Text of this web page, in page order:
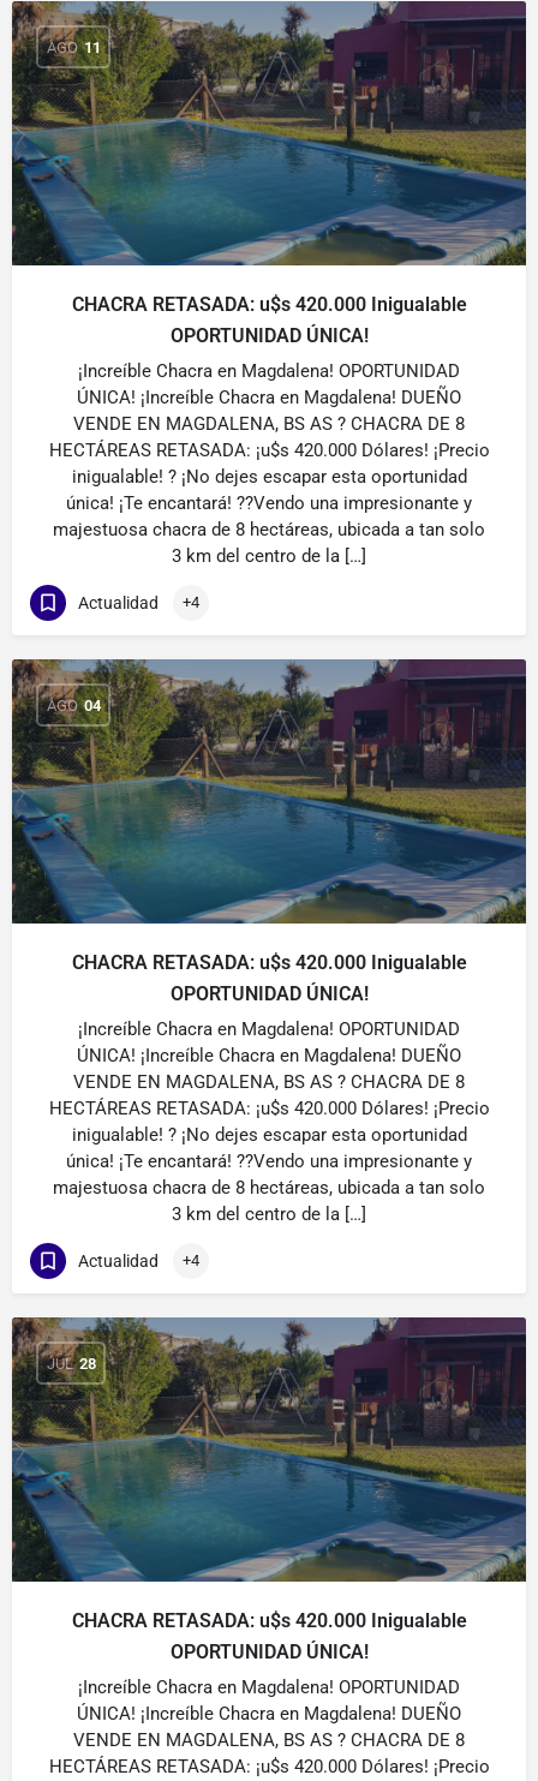
AGO 11
CHACRA RETASADA: u$s 420.000 Inigualable
OPORTUNIDAD ÚNICA!
¡Increíble Chacra en Magdalena! OPORTUNIDAD
ÚNICA! ¡Increíble Chacra en Magdalena! DUEÑO
VENDE EN MAGDALENA, BS AS ? CHACRA DE 8
HECTÁREAS RETASADA: ¡u$s 420.000 Dólares! ¡Precio
inigualable! ? ¡No dejes escapar esta oportunidad
única! ¡Te encantará! ??Vendo una impresionante y
majestuosa chacra de 8 hectáreas, ubicada a tan solo
3 km del centro de la […]
Actualidad +4
AGO 04
CHACRA RETASADA: u$s 420.000 Inigualable
OPORTUNIDAD ÚNICA!
¡Increíble Chacra en Magdalena! OPORTUNIDAD
ÚNICA! ¡Increíble Chacra en Magdalena! DUEÑO
VENDE EN MAGDALENA, BS AS ? CHACRA DE 8
HECTÁREAS RETASADA: ¡u$s 420.000 Dólares! ¡Precio
inigualable! ? ¡No dejes escapar esta oportunidad
única! ¡Te encantará! ??Vendo una impresionante y
majestuosa chacra de 8 hectáreas, ubicada a tan solo
3 km del centro de la […]
Actualidad +4
JUL 28
CHACRA RETASADA: u$s 420.000 Inigualable
OPORTUNIDAD ÚNICA!
¡Increíble Chacra en Magdalena! OPORTUNIDAD
ÚNICA! ¡Increíble Chacra en Magdalena! DUEÑO
VENDE EN MAGDALENA, BS AS ? CHACRA DE 8
HECTÁREAS RETASADA: ¡u$s 420.000 Dólares! ¡Precio